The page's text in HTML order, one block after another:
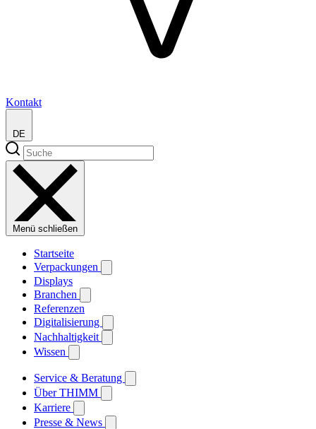
Kontakt
DE
Menü schließen
Startseite
Verpackungen
Displays
Branchen
Referenzen
Digitalisierung
Nachhaltigkeit
Wissen
Service & Beratung
Über THIMM
Karriere
Presse & News